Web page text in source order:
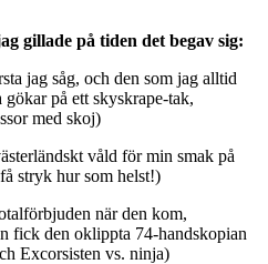
gillade på tiden det begav sig:
jag såg, och den som jag alltid
på ett skyskrape-tak,
med skoj)
våld för min smak på
stryk hur som helst!)
när den kom,
fick den oklippta 74-handskopian
Excorsisten vs. ninja)